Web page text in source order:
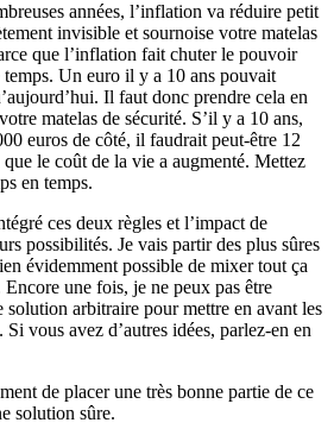
années, l’inflation va réduire petit
invisible et sournoise votre matelas
que l’inflation fait chuter le pouvoir
temps. Un euro il y a 10 ans pouvait
Il faut donc prendre cela en
matelas de sécurité. S’il y a 10 ans,
euros de côté, il faudrait peut-être 12
le coût de la vie a augmenté. Mettez
en temps.
ces deux règles et l’impact de
possibilités. Je vais partir des plus sûres
évidemment possible de mixer tout ça
une fois, je ne peux pas être
solution arbitraire pour mettre en avant les
vous avez d’autres idées, parlez-en en
de placer une très bonne partie de ce
solution sûre.